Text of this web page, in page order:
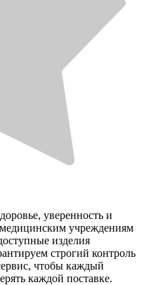
уверенность и
учреждениям
изделия
строгий контроль
чтобы каждый
каждой поставке.